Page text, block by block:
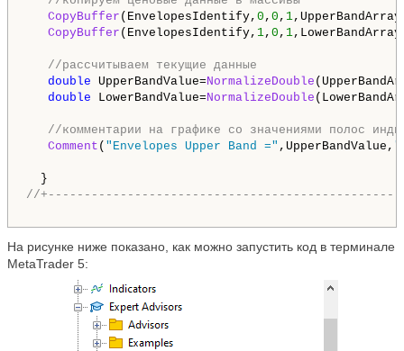
CopyBuffer (EnvelopesIdentify, 0 , 0 , 1
CopyBuffer (EnvelopesIdentify, 1, 0 , 1
//рассчитываем текущие данные
double UpperBandValue=NormalizeDouble
double LowerBandValue=NormalizeDouble
//комментарии на графике со значениями полос
Comment ( "Envelopes Upper Band =" ,UpperBandValue,
На рисунке ниже показано, как можно запустить код в терминале
MetaTrader 5: